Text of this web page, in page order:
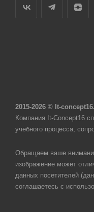
2015-2026 © It-
Компания It-Concept16
учебного процесса,
Обращаем ваше
изображение может
данных посетителей
соглашаетесь с